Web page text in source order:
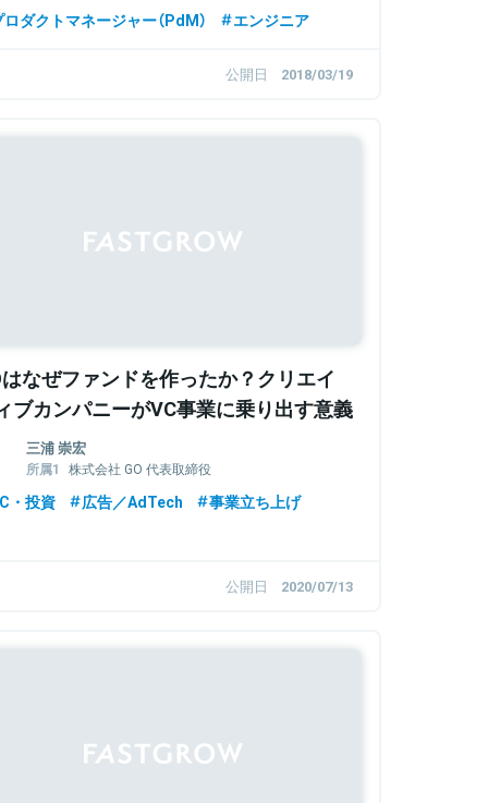
ロダクトマネージャー（PdM）
エンジニア
公開日 2018/03/19
なぜファンドを作ったか？クリエイ
ブカンパニーがVC事業に乗り出す意義
三浦 崇宏
株式会社 GO 代表取締役
The Breakthrough Partners GO FUND 代
表パートナー
・投資 広告／AdTech 事業立ち上げ
公開日 2020/07/13